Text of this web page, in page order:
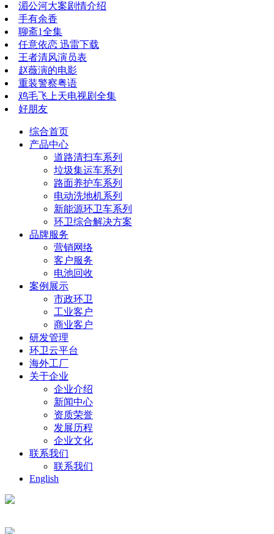
湄公河大案剧情介绍
手有余香
聊斋1全集
任意依恋 迅雷下载
王者清风演员表
赵薇演的电影
重装警察粤语
鸡毛飞上天电视剧全集
好朋友
综合首页
产品中心
道路清扫车系列
垃圾集运车系列
路面养护车系列
电动洗地机系列
新能源环卫车系列
环卫综合解决方案
品牌服务
营销网络
客户服务
电池回收
案例展示
市政环卫
工业客户
商业客户
研发管理
环卫云平台
海外工厂
关于企业
企业介绍
新闻中心
资质荣誉
发展历程
企业文化
联系我们
联系我们
English